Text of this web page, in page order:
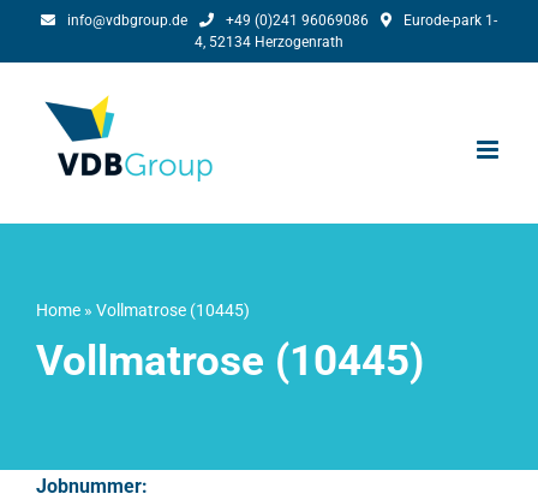
info@vdbgroup.de +49 (0)241 96069086
Eurode-park 1-
4, 52134 Herzogenrath
Home» Vollmatrose (10445)
Vollmatrose (10445)
Jobnummer: